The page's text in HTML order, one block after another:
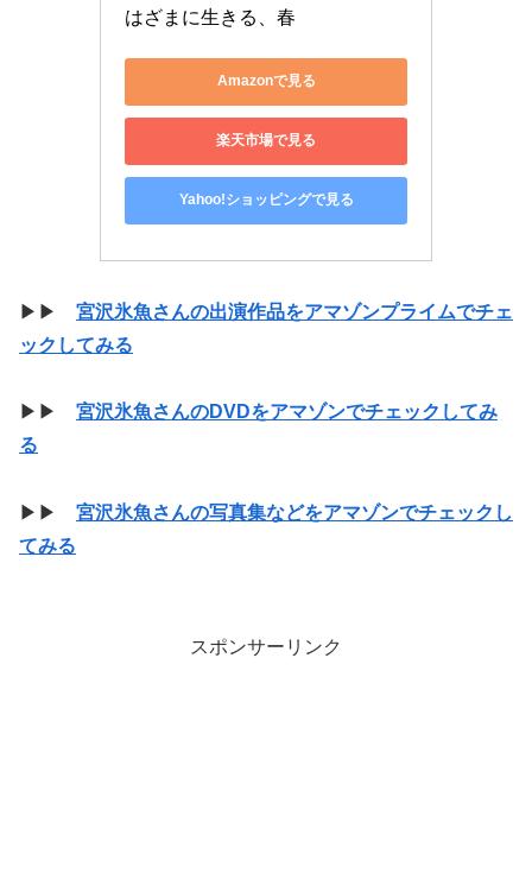
はざまに生きる、春
Amazonで見る
楽天市場で見る
Yahoo!ショッピングで見る
▶▶ 宮沢氷魚さんの出演作品をアマゾンプライムでチェ
ックしてみる
▶▶ 宮沢氷魚さんのDVDをアマゾンでチェックしてみ
る
▶▶ 宮沢氷魚さんの写真集などをアマゾンでチェックし
てみる
スポンサーリンク